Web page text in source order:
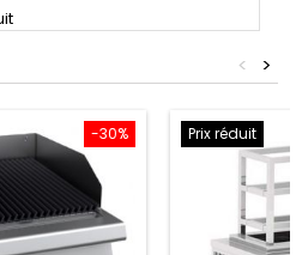
>
<
-30% Prix réduit